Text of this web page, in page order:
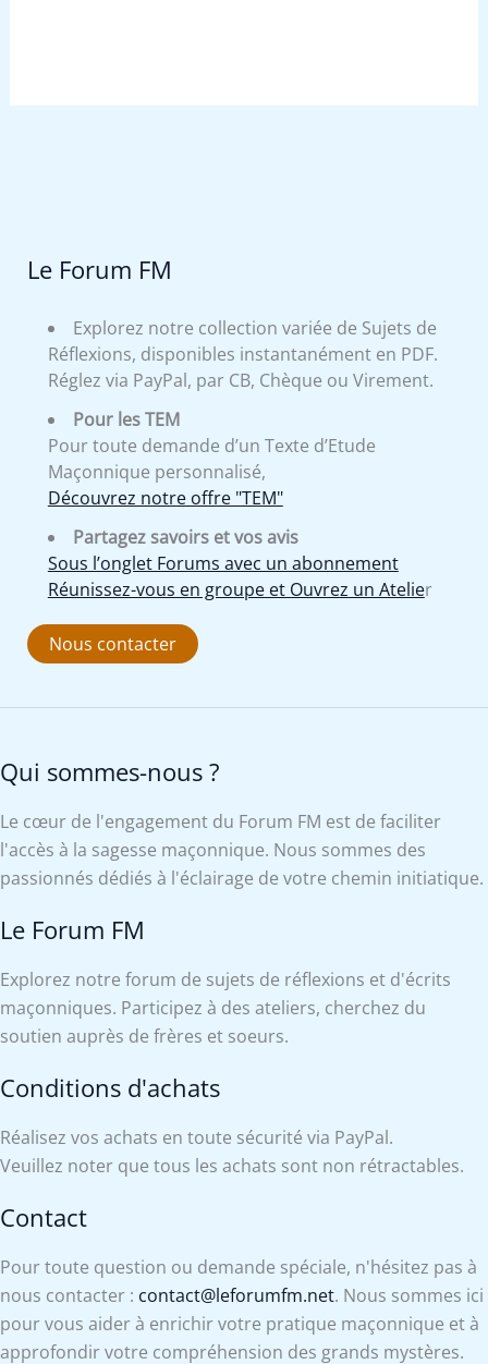
Le Forum FM
Explorez notre collection variée de Sujets de
Réflexions, disponibles instantanément en PDF.
Réglez via PayPal, par CB, Chèque ou Virement.
Pour les TEM
Pour toute demande d’un Texte d’Etude
Maçonnique personnalisé,
Découvrez notre offre "TEM"
Partagez savoirs et vos avis
Sous l’onglet Forums avec un abonnement
Réunissez-vous en groupe et Ouvrez un Atelier
Nous contacter
Qui sommes-nous ?
Le cœur de l'engagement du Forum FM est de faciliter
l'accès à la sagesse maçonnique. Nous sommes des
passionnés dédiés à l'éclairage de votre chemin initiatique.
Le Forum FM
Explorez notre forum de sujets de réflexions et d'écrits
maçonniques. Participez à des ateliers, cherchez du
soutien auprès de frères et soeurs.
Conditions d'achats
Réalisez vos achats en toute sécurité via PayPal.
Veuillez noter que tous les achats sont non rétractables.
Contact
Pour toute question ou demande spéciale, n'hésitez pas à
nous contacter : contact@leforumfm.net. Nous sommes ici
pour vous aider à enrichir votre pratique maçonnique et à
approfondir votre compréhension des grands mystères.